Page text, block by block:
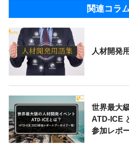
関連コラ
人材開発
世界最大
ATD-ICE
参加レポ